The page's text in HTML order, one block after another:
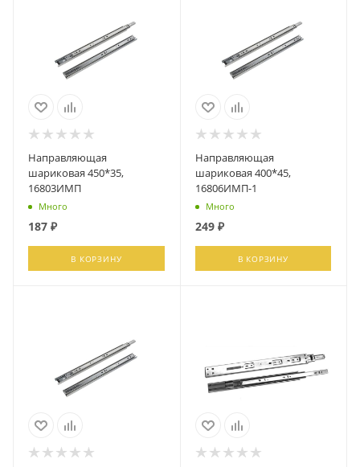
Направляющая
шариковая 450*35,
16803ИМП
Много
187 ₽
В КОРЗИНУ
Направляющая
шариковая 400*45,
16806ИМП-1
Много
249₽
В КОРЗИНУ